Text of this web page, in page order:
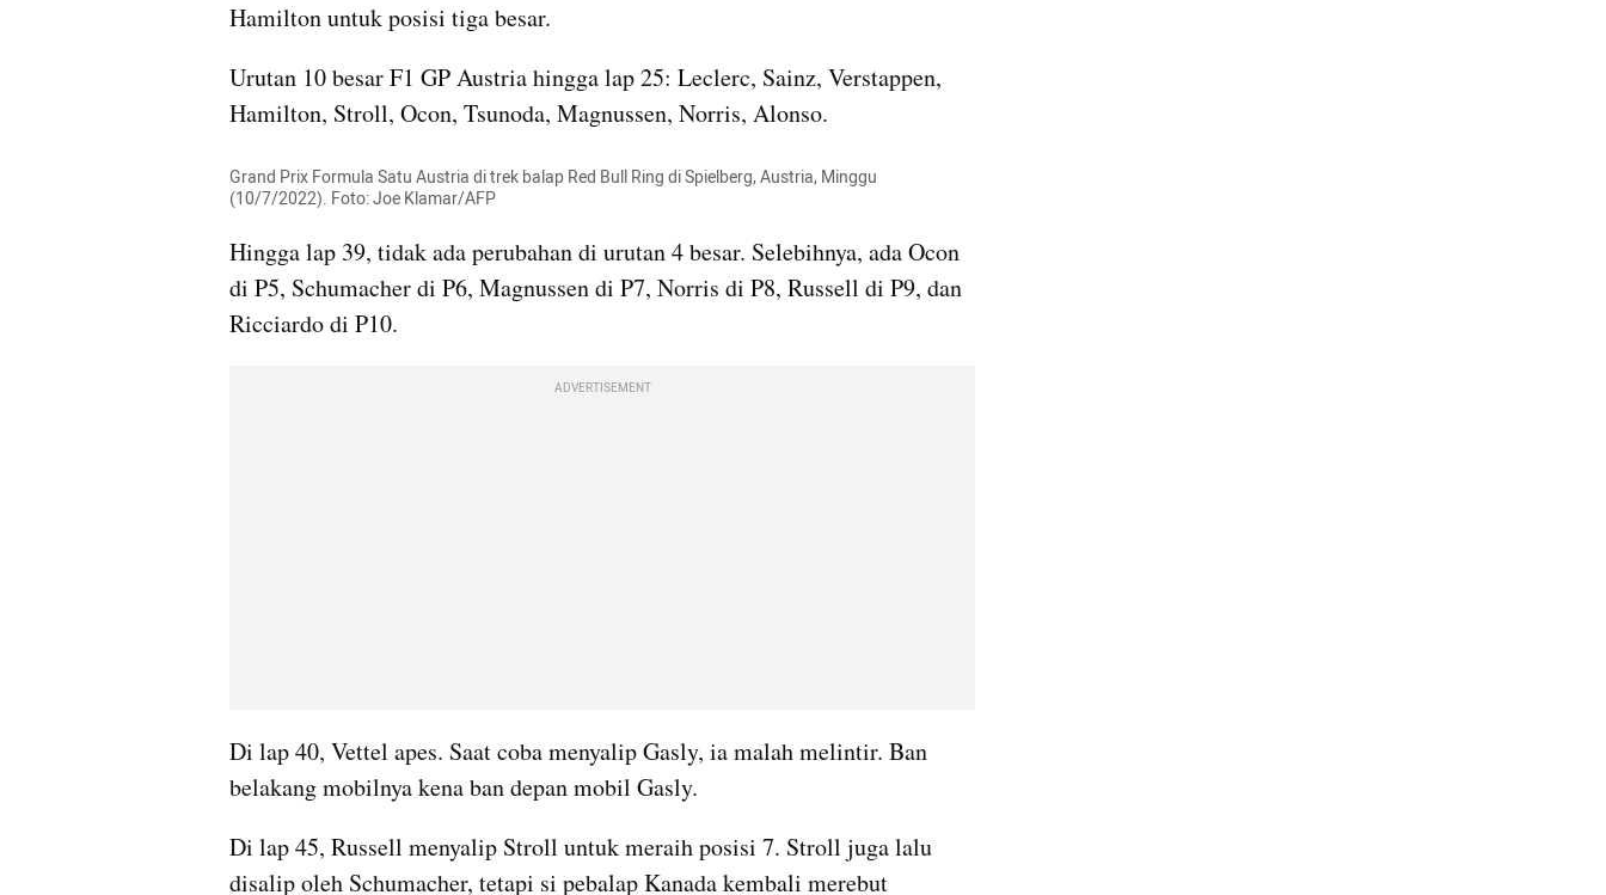
Hamilton untuk posisi tiga besar.
Urutan 10 besar F1 GP Austria hingga lap 25: Leclerc, Sainz, Verstappen,
Hamilton, Stroll, Ocon, Tsunoda, Magnussen, Norris, Alonso.
Grand Prix Formula Satu Austria di trek balap Red Bull Ring di Spielberg, Austria, Minggu
(10/7/2022). Foto: Joe Klamar/AFP
Hingga lap 39, tidak ada perubahan di urutan 4 besar. Selebihnya, ada Ocon
di P5, Schumacher di P6, Magnussen di P7, Norris di P8, Russell di P9, dan
Ricciardo di P10.
ADVERTISEMENT
Di lap 40, Vettel apes. Saat coba menyalip Gasly, ia malah melintir. Ban
belakang mobilnya kena ban depan mobil Gasly.
Di lap 45, Russell menyalip Stroll untuk meraih posisi 7. Stroll juga lalu
disalip oleh Schumacher, tetapi si pebalap Kanada kembali merebut